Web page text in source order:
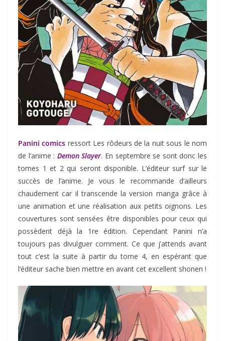
Panini comics ressort Les rôdeurs de la nuit sous le nom
de l’anime : Demon Slayer. En septembre se sont donc les
tomes 1 et 2 qui seront disponible. L’éditeur surf sur le
succès de l’anime. Je vous le recommande d’ailleurs
chaudement car il transcende la version manga grâce à
une animation et une réalisation aux petits oignons. Les
couvertures sont sensées être disponibles pour ceux qui
possèdent déjà la 1re édition. Cependant Panini n’a
toujours pas divulguer comment. Ce que j’attends avant
tout c’est la suite à partir du tome 4, en espérant que
l’éditeur sache bien mettre en avant cet excellent shonen !